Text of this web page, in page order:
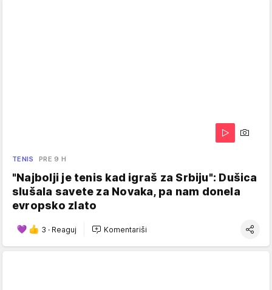
TENIS PRE 9 H
"Najbolji je tenis kad igraš za Srbiju": Dušica
slušala savete za Novaka, pa nam donela
evropsko zlato
3 · Reaguj Komentariši